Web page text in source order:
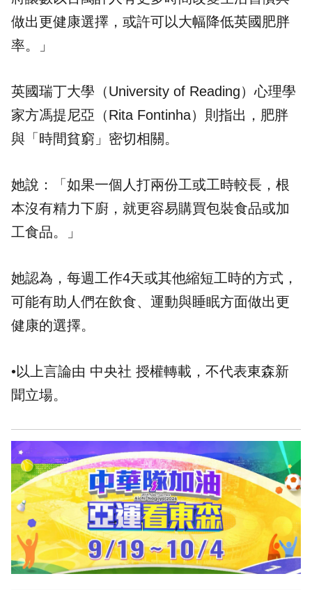
做出更健康選擇，或許可以大幅降低英國肥胖
率。」
英國瑞丁大學（University of Reading）心理學
家方馮提尼亞（Rita Fontinha）則指出，肥胖
與「時間貧窮」密切相關。
她說：「如果一個人打兩份工或工時較長，根
本沒有精力下廚，就更容易購買包裝食品或加
工食品。」
她認為，每週工作4天或其他縮短工時的方式，
可能有助人們在飲食、運動與睡眠方面做出更
健康的選擇。
•以上言論由 中央社 授權轉載，不代表東森新
聞立場。